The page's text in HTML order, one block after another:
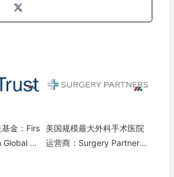
金：Firs
Global O
美国规模最大外科手术医院
运营商：Surgery Partners,